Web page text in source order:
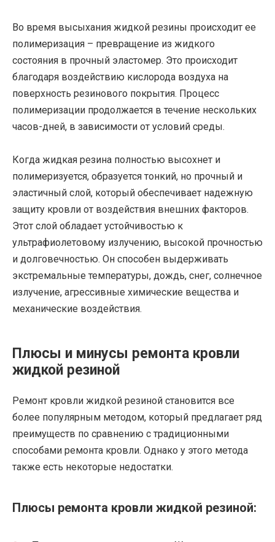
Во время высыхания жидкой резины происходит ее
полимеризация – превращение из жидкого
состояния в прочный эластомер. Это происходит
благодаря воздействию кислорода воздуха на
поверхность резинового покрытия. Процесс
полимеризации продолжается в течение нескольких
часов-дней, в зависимости от условий среды.
Когда жидкая резина полностью высохнет и
полимеризуется, образуется тонкий, но прочный и
эластичный слой, который обеспечивает надежную
защиту кровли от воздействия внешних факторов.
Этот слой обладает устойчивостью к
ультрафиолетовому излучению, высокой прочностью
и долговечностью. Он способен выдерживать
экстремальные температуры, дождь, снег, солнечное
излучение, агрессивные химические вещества и
механические воздействия.
Плюсы и минусы ремонта кровли
жидкой резиной
Ремонт кровли жидкой резиной становится все
более популярным методом, который предлагает ряд
преимуществ по сравнению с традиционными
способами ремонта кровли. Однако у этого метода
также есть некоторые недостатки.
Плюсы ремонта кровли жидкой резиной: